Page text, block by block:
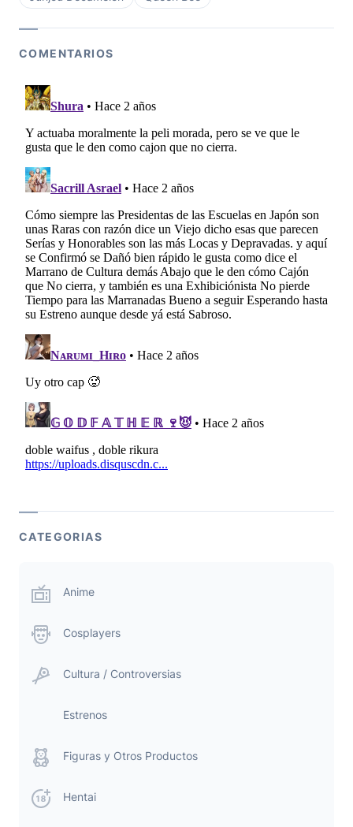
COMENTARIOS
CATEGORIAS
Anime
Cosplayers
Cultura / Controversias
Estrenos
Figuras y Otros Productos
Hentai